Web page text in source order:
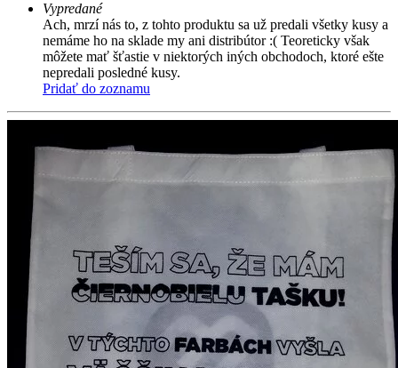
Vypredané
Ach, mrzí nás to, z tohto produktu sa už predali všetky kusy a
nemáme ho na sklade my ani distribútor :( Teoreticky však
môžete mať šťastie v niektorých iných obchodoch, ktoré ešte
nepredali posledné kusy.
Pridať do zoznamu